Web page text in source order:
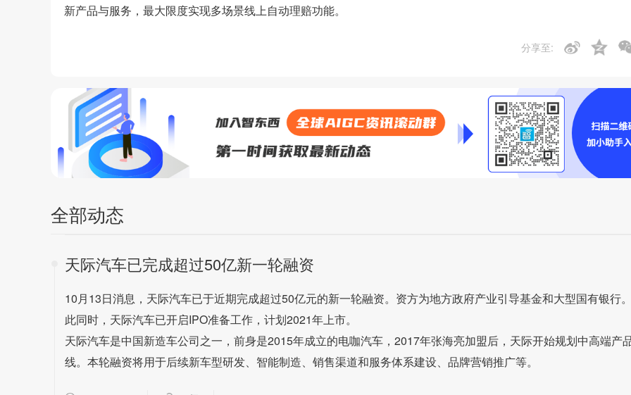
新产品与服务，最大限度实现多场景线上自动理赔功能。
分享至:
全部动态
天际汽车已完成超过50亿新一轮融资
10月13日消息，天际汽车已于近期完成超过50亿元的新一轮融资。资方为地方政府产业引导基金和大型国有银行
此同时，天际汽车已开启IPO准备工作，计划2021年上市。
天际汽车是中国新造车公司之一，前身是2015年成立的电咖汽车，2017年张海亮加盟后，天际开始规划中高端产
线。本轮融资将用于后续新车型研发、智能制造、销售渠道和服务体系建设、品牌营销推广等。